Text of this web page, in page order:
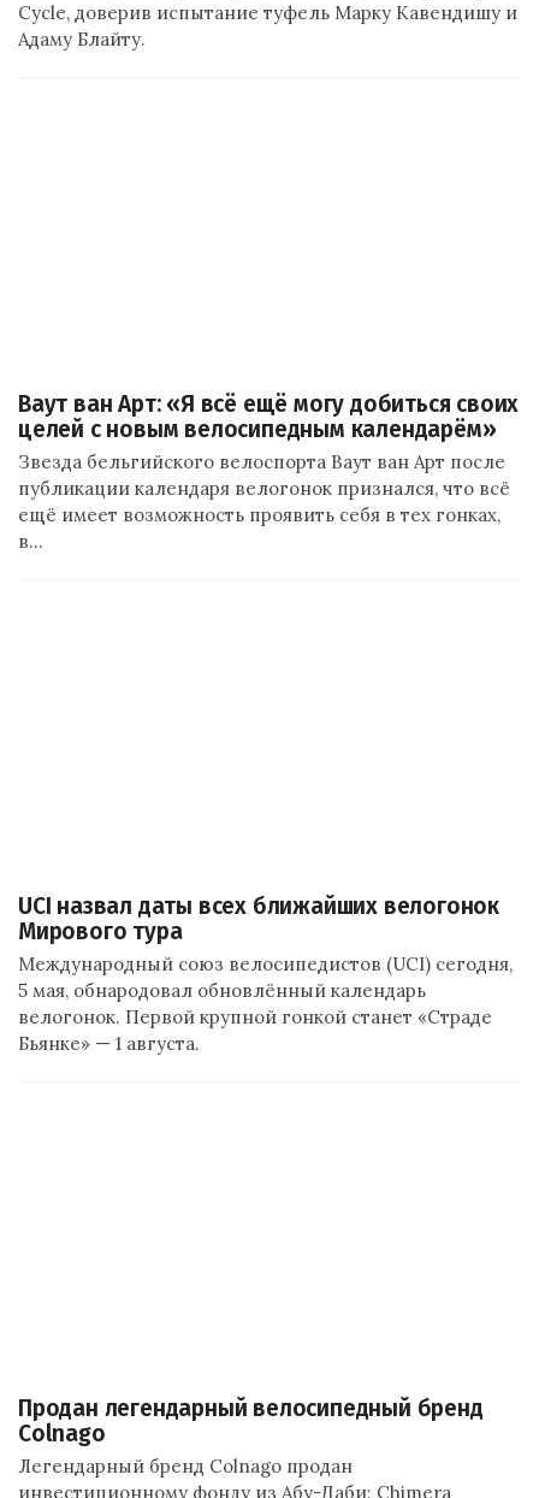
Cycle, доверив испытание туфель Марку Кавендишу и
Адаму Блайту.
Ваут ван Арт: «Я всё ещё могу добиться своих
целей с новым велосипедным календарём»
Звезда бельгийского велоспорта Ваут ван Арт после
публикации календаря велогонок признался, что всё
ещё имеет возможность проявить себя в тех гонках,
в…
UCI назвал даты всех ближайших велогонок
Мирового тура
Международный союз велосипедистов (UCI) сегодня,
5 мая, обнародовал обновлённый календарь
велогонок. Первой крупной гонкой станет «Страде
Бьянке» — 1 августа.
Продан легендарный велосипедный бренд
Colnago
Легендарный бренд Colnago продан
инвестиционному фонду из Абу-Даби: Chimera